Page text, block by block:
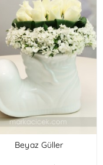
Beyaz Güller